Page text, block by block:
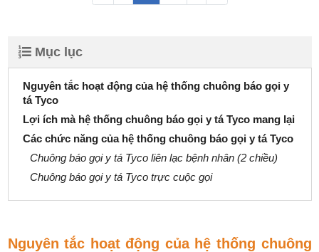
Mục lục
Nguyên tắc hoạt động của hệ thống chuông báo gọi y
tá Tyco
Lợi ích mà hệ thống chuông báo gọi y tá Tyco mang lại
Các chức năng của hệ thống chuông báo gọi y tá Tyco
Chuông báo gọi y tá Tyco liên lạc bệnh nhân (2 chiều)
Chuông báo gọi y tá Tyco trực cuộc gọi
Nguyên tắc hoạt động của hệ thống chuông